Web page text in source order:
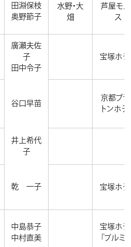
田淵保枝
奥野節子
水野・大
畑
芦屋モノ
ス
廣瀬夫佐
子
田中令子
宝塚ホ
谷口早苗
京都ブラ
トンホテ
井上希代
子
乾 一子 宝塚ホ
中島恭子
中村直美
宝塚ホ
「プルミ